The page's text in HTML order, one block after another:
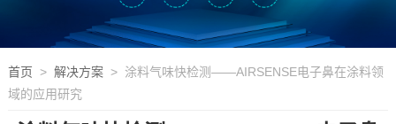
首页 > 解决方案> 涂料气味快检测——AIRSENSE电子鼻在涂料领
域的应用研究